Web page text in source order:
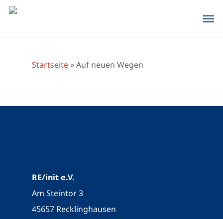
Skip
Startseite »Auf neuen Wegen
RE/init e.V.
Am Steintor 3
45657 Recklinghausen